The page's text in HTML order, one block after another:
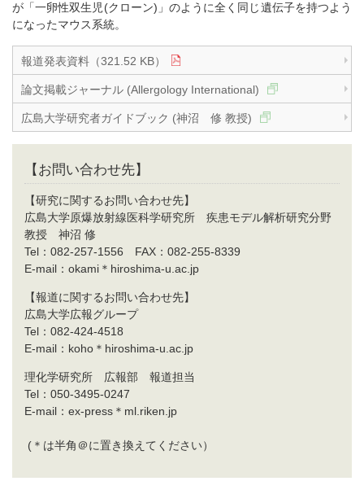
が「一卵性双生児(クローン)」のように全く同じ遺伝子を持つよう
になったマウス系統。
報道発表資料（321.52 KB）
論文掲載ジャーナル (Allergology International)
広島大学研究者ガイドブック (神沼 修 教授)
【お問い合わせ先】
【研究に関するお問い合わせ先】
広島大学原爆放射線医科学研究所 疾患モデル解析研究分野
教授 神沼 修
Tel：082-257-1556 FAX：082-255-8339
E-mail：okami＊hiroshima-u.ac.jp
【報道に関するお問い合わせ先】
広島大学広報グループ
Tel：082-424-4518
E-mail：koho＊hiroshima-u.ac.jp
理化学研究所 広報部 報道担当
Tel：050-3495-0247
E-mail：ex-press＊ml.riken.jp
(＊は半角＠に置き換えてください）